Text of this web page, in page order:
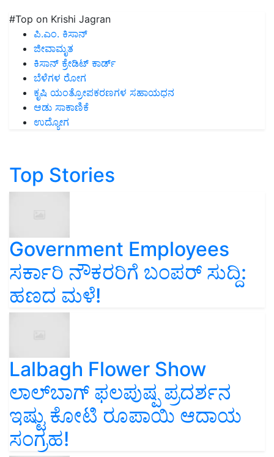
#Top on Krishi Jagran
ಪಿ.ಎಂ. ಕಿಸಾನ್
ಜೀವಾಮೃತ
ಕಿಸಾನ್ ಕ್ರೇಡಿಟ್ ಕಾರ್ಡ್
ಬೆಳೆಗಳ ರೋಗ
ಕೃಷಿ ಯಂತ್ರೋಪಕರಣಗಳ ಸಹಾಯಧನ
ಆಡು ಸಾಕಾಣಿಕೆ
ಉದ್ಯೋಗ
Top Stories
Government Employees
ಸರ್ಕಾರಿ ನೌಕರರಿಗೆ ಬಂಪರ್‌ ಸುದ್ದಿ:
ಹಣದ ಮಳೆ!
Lalbagh Flower Show
ಲಾಲ್‌ಬಾಗ್ ಫಲಪುಷ್ಪ ಪ್ರದರ್ಶನ
ಇಷ್ಟು ಕೋಟಿ ರೂಪಾಯಿ ಆದಾಯ
ಸಂಗ್ರಹ!